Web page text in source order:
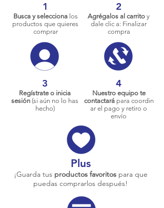
1
Busca y seleccionalos
productos que quieres
comprar
2
Agrégalos al carrito y
dale clic a: Finalizar
compra
3
Regístrate o inicia
sesión (si aún no lo has
hecho)
4
Nuestro equipo te
contactarápara coordin
ar el pago y retiro o
envío
Plus
¡Guarda tus productos favoritos para que
puedas comprarlos después!